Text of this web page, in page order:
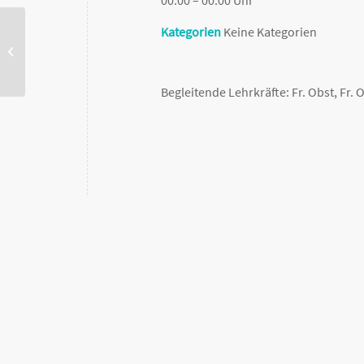
Kategorien Keine Kategorien
Begleitende Lehrkräfte: Fr. Obst, Fr.